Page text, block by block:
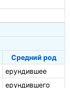
Средний род
ерундившее
ерундившего